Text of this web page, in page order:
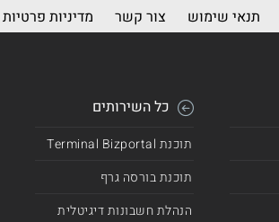
תנאי שימוש צור קשר מדיניות פרטיות
כל השירותים
תוכנת Terminal Bizportal
תוכנת בורסה גרף
הנהלת חשבונות דיגיטלית